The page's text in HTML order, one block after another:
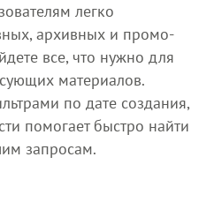
легко
архивных и промо-
все, что нужно для
материалов.
по дате создания,
помогает быстро найти
запросам.